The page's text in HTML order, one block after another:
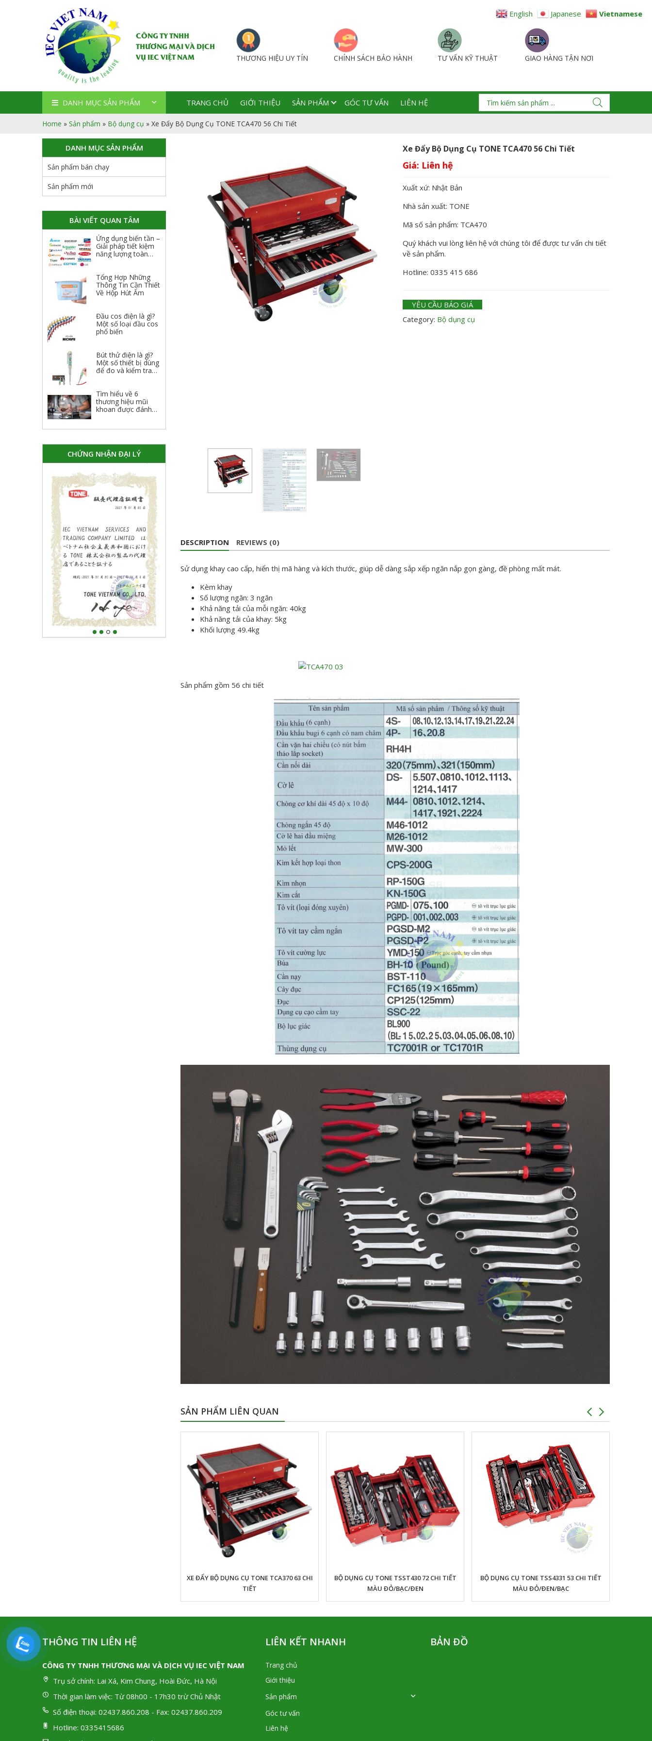
CÔNG TY TNHH
THƯƠNG MẠI VÀ DỊCH
VỤ IEC VIỆT NAM
THƯƠNG HIỆU UY TÍN CHÍNH SÁCH BẢO HÀNH TƯ VẤN KỸ THUẬT GIAO HÀNG TẬN NƠI
DANH MỤC SẢN PHẨM TRANG CHỦ GIỚI THIỆU SẢN PHẨM GÓC TƯ VẤN LIÊN HỆ
Home » Sản phẩm » Bộ dụng cụ » Xe Đẩy Bộ Dụng Cụ TONE TCA470 56 Chi Tiết
Xe Đẩy Bộ Dụng Cụ TONE TCA470 56 Chi Tiết
Giá:
Xuất xứ: Nhật Bản
Nhà sản xuất: TONE
Mã số sản phẩm: TCA470
Quý khách vui lòng liên hệ với chúng tôi để được tư vấn chi tiết
về sản phẩm.
Hotline: 0335 415 686
YÊU CẦU BÁO GIÁ
Category: Bộ dụng cụ
DESCRIPTION REVIEWS (0)
Sử dụng khay cao cấp, hiển thị mã hàng và kích thước, giúp dễ dàng sắp xếp ngăn nắp gọn gàng, đề phòng mất mát.
Kèm khay
Số lượng ngăn: 3 ngăn
Khả năng tải của mỗi ngăn: 40kg
Khả năng tải của khay: 5kg
Khối lượng 49.4kg
Sản phẩm gồm 56 chi tiết
SẢN PHẨM LIÊN QUAN
XE ĐẨY BỘ DỤNG CỤ TONE TCA370 63 CHI
TIẾT
BỘ DỤNG CỤ TONE TSST430 72 CHI TIẾT
MÀU ĐỎ/BẠC/ĐEN
BỘ DỤNG CỤ TONE TSS4331 53 CHI TIẾT
MÀU ĐỎ/ĐEN/BẠC
DANH MỤC SẢN PHẨM
Sản phẩm bán chạy
Sản phẩm mới
BÀI VIẾT QUAN TÂM
Ứng dụng biến tần –
Giải pháp tiết kiệm
năng lượng toàn
Tổng Hợp Những
Thông Tin Cần Thiết
Về Hộp Hút Ẩm
Đầu cos điện là gì?
Một số loại đầu cos
phổ biến
Bút thử điện là gì?
Một số thiết bị dùng
để đo và kiểm tra
Tìm hiểu về 6
thương hiệu mũi
khoan được đánh
CHỨNG NHẬN ĐẠI LÝ
THÔNG TIN LIÊN HỆ
CÔNG TY TNHH THƯƠNG MẠI VÀ DỊCH VỤ IEC VIỆT NAM
Trụ sở chính: Lai Xá, Kim Chung, Hoài Đức, Hà Nội
Thời gian làm việc: Từ 08h00 - 17h30 trừ Chủ Nhật
Số điện thoại: 02437.860.208 - Fax: 02437.860.209
Hotline: 0335415686
LIÊN KẾT NHANH
Trang chủ
Giới thiệu
Sản phẩm
Góc tư vấn
Liên hệ
BẢN ĐỒ
English Japanese Vietnamese